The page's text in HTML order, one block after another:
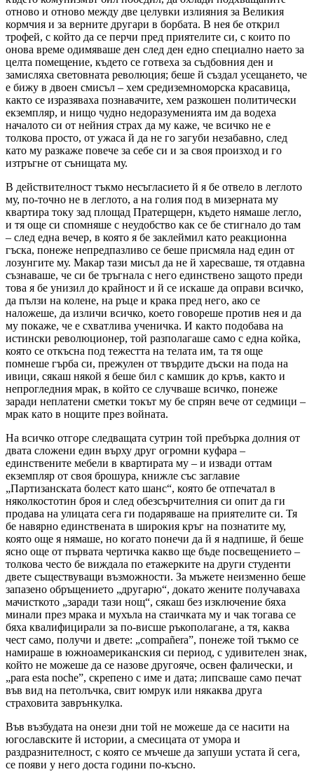
отново и отново между две целувки излияния за Великия
кормчия и за верните другари в борбата. В нея бе открил
трофей, с който да се перчи пред приятелите си, с които по
онова време одимяваше ден след ден едно специално наето за
целта помещение, където се готвеха за съдбовния ден и
замисляха световната революция; беше й създал усещането, че
е бижу в двоен смисъл – хем средиземноморска красавица,
както се изразяваха познавачите, хем разкошен политически
екземпляр, и нищо чудно недоразуменията им да водеха
началото си от нейния страх да му каже, че всичко не е
толкова просто, от ужаса й да не го загуби незабавно, след
като му разкаже повече за себе си и за своя произход и го
изтръгне от сънищата му.
В действителност тъкмо несъгласието й я бе отвело в леглото
му, по-точно не в леглото, а на голия под в мизерната му
квартира току зад площад Пратерщерн, където нямаше легло,
и тя още си спомняше с неудобство как се бе стигнало до там
– след една вечер, в която я бе заклеймил като реакционна
гъска, понеже непредпазливо се беше присмяла над един от
лозунгите му. Макар тази мисъл да не й харесваше, тя отдавна
съзнаваше, че си бе тръгнала с него единствено защото преди
това я бе унизил до крайност и й се искаше да оправи всичко,
да пълзи на колене, на ръце и крака пред него, ако се
наложеше, да изличи всичко, което говореше против нея и да
му покаже, че е схватлива ученичка. И както подобава на
истински революционер, той разполагаше само с една койка,
която се откъсна под тежестта на телата им, та тя още
помнеше гърба си, прежулен от твърдите дъски на пода на
ивици, сякаш някой я беше бил с камшик до кръв, както и
непрогледния мрак, в който се случваше всичко, понеже
заради неплатени сметки токът му бе спрян вече от седмици –
мрак като в нощите през войната.
На всичко отгоре следващата сутрин той пребърка долния от
двата сложени един върху друг огромни куфара –
единствените мебели в квартирата му – и извади оттам
екземпляр от своя брошура, книжле със заглавие
„Партизанската болест като шанс“, която бе отпечатал в
няколкостотин броя и след обезсърчителния си опит да ги
продава на улицата сега ги подаряваше на приятелите си. Тя
бе навярно единствената в широкия кръг на познатите му,
която още я нямаше, но когато понечи да й я надпише, й беше
ясно още от първата чертичка какво ще бъде посвещението –
толкова често бе виждала по етажерките на други студенти
двете съществуващи възможности. За мъжете неизменно беше
запазено обръщението „другарю“, докато жените получаваха
мачисткото „заради тази нощ“, сякаш без изключение бяха
минали през мрака и мухъла на стаичката му и чак тогава се
бяха квалифицирали за по-висше ръкополагане, а тя, каква
чест само, получи и двете: „compañera”, понеже той тъкмо се
намираше в южноамериканския си период, с удивителен знак,
който не можеше да се назове другояче, освен фалически, и
„para esta noche”, скрепено с име и дата; липсваше само печат
във вид на петолъчка, свит юмрук или някаква друга
страховита заврънкулка.
Във възбудата на онези дни той не можеше да се насити на
югославските й истории, а смесицата от умора и
раздразнителност, с която се мъчеше да запуши устата й сега,
се появи у него доста години по-късно.